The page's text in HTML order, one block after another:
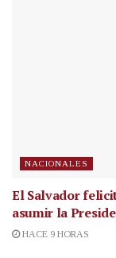
NACIONALES
El Salvador
asumir la
HACE 9 HORAS